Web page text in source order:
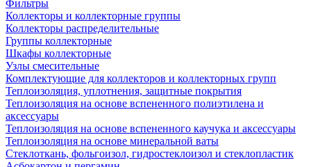
Фильтры
Коллекторы и коллекторные группы
Коллекторы распределительные
Группы коллекторные
Шкафы коллекторные
Узлы смесительные
Комплектующие для коллекторов и коллекторных групп
Теплоизоляция, уплотнения, защитные покрытия
Теплоизоляция на основе вспененного полиэтилена и
аксессуары
Теплоизоляция на основе вспененного каучука и аксессуары
Теплоизоляция на основе минеральной ваты
Стеклоткань, фольгоизол, гидростеклоизол и стеклопластик